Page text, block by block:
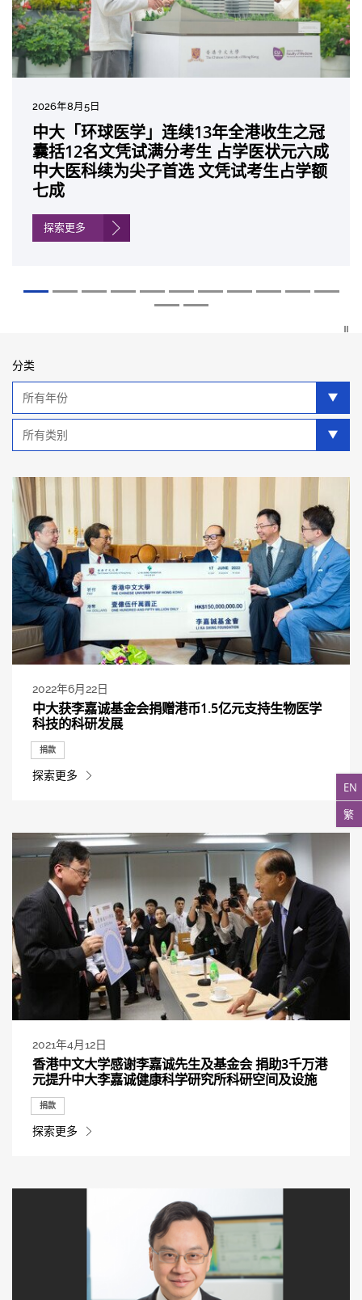
EN
繁
2026年8月5日
中大「环球医学」连续13年全港收生之冠
囊括12名文凭试满分考生 占学医状元六成
中大医科续为尖子首选 文凭试考生占学额
七成
探索更多
2026年7月10日
中大研发「AI-OCT」系统助测糖尿黄斑水
肿 假阳性转介个案锐减六成 缩短患者轮
候诊症时间
2026年7月10日
中大黄秀娟教授获颁中国工程界最高荣誉
「光华工程科技奖」 成为今届医药衞生领
域唯一香港学者
2026年7月7日
中大新设「香港中文大学凤凰奖学金」嘉
许公开试状元 鼓励学医状元走出课堂放眼
世界 装备21世纪妙手仁医
2026年6月29日
中大全新一站式PGT-Plus方案 精准辨识
传统检测中复杂基因异常「盲点」 降低人
工受孕流产及异常妊娠风险
2026年6月22日
中大发现青光眼治疗新靶点 小鼠实验证实
可恢复七成视力 有助开创崭新神经保护疗
法
2026年6月17日
中大成功拆解肝癌免疫治疗耐药性机制 揭
一种免疫细胞具「除废喂食」新功能助癌
细胞耐药性
2026年6月10日
中大与多名全球专家共同牵头跨国肺癌研
究 逾半晚期ALK阳性肺癌病人七年无恶化
因特定基因异常而引起的肺癌有望变成
「慢性病」 患者可与病共存
探索更多
2026年6月5日
中大教授陈重娥获颁「清野裕杰出领袖
奖」 成为本港首名学者荣膺亚洲糖尿病教
研最高荣誉
2026年6月2日
中大汇聚逾200位区域专家 探讨私人医疗
保险如何推动全民健康覆盖
探索更多
2026年5月19日
中大张源津医生成首位亚洲研究员 荣获国
际泌尿科权威奖项John K. Lattimer 讲座
奖
2026年5月14日
中大取得「从实验室到临床应用」研究突
破 初步证实GLP-1药物可改善严重中风康
复情况
分类
类
类
2022年6月22日
中大获李嘉诚基金会捐赠港币1.5亿元支持生物医学
科技的科研发展
捐款
探索更多
2021年4月12日
香港中文大学感谢李嘉诚先生及基金会 捐助3千万港
元提升中大李嘉诚健康科学研究所科研空间及设施
捐款
探索更多